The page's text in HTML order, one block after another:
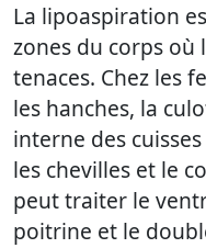
La lipoaspiration
zones du corps où
tenaces. Chez les
les hanches, la
interne des
les chevilles et le
peut traiter le
poitrine et le